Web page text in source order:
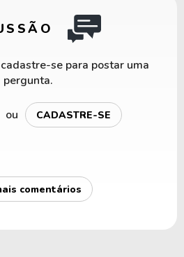
se para postar uma
pergunta.
ou CADASTRE-SE
comentários